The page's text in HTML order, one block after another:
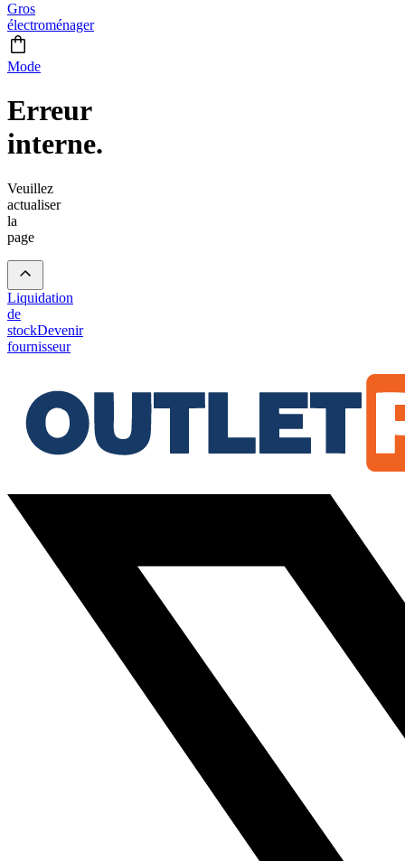
Gros
électroménager
Mode
Erreur
interne.
Veuillez
actualiser
la
page
Liquidation
de
stockDevenir
fournisseur